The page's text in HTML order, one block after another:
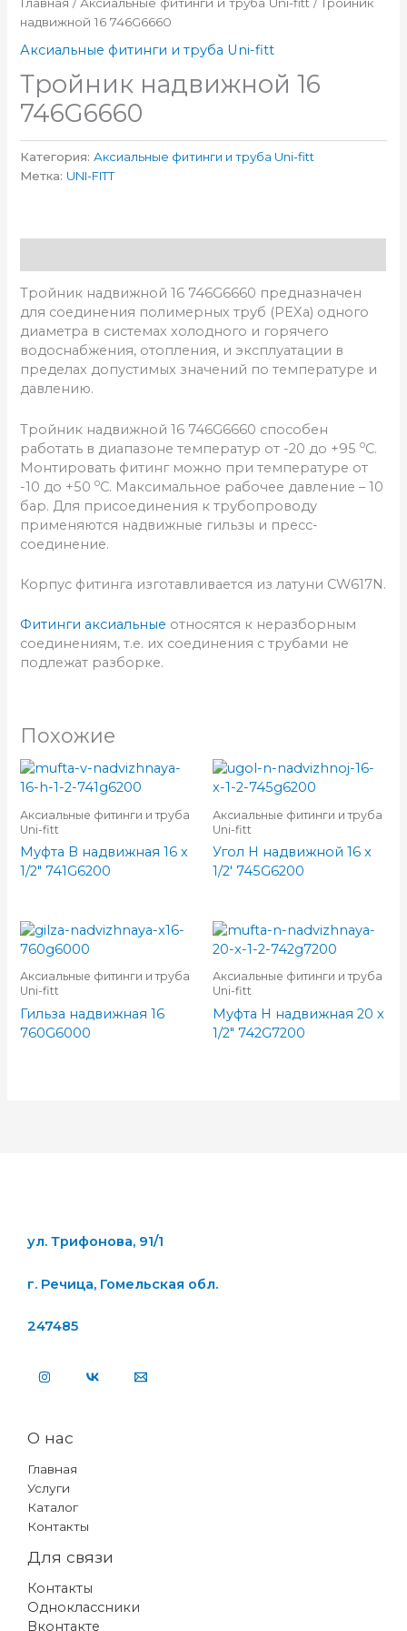
надвижной 16 746G6660
Аксиальные фитинги и труба Uni-fitt
Тройник надвижной 16
746G6660
Категория:Аксиальные фитинги и труба Uni-fitt
Метка: UNI-FITT
Тройник надвижной 16 746G6660 предназначен
для соединения полимерных труб (PEXа) одного
диаметра в системах холодного и горячего
водоснабжения, отопления, и эксплуатации в
пределах допустимых значений по температуре и
давлению.
Тройник надвижной 16 746G6660 способен
работать в диапазоне температур от -20 до +95оС.
Монтировать фитинг можно при температуре от
-10 до +50оС. Максимальное рабочее давление – 10
бар. Для присоединения к трубопроводу
применяются надвижные гильзы и пресс-
соединение.
Корпус фитинга изготавливается из латуни CW617N.
Фитинги аксиальные относятся к неразборным
соединениям, т.е. их соединения с трубами не
подлежат разборке.
Похожие
Аксиальные фитинги и труба
Uni-fitt
Муфта В надвижная 16 х
1/2″ 741G6200
Аксиальные фитинги и труба
Uni-fitt
Угол Н надвижной 16 x
1/2′ 745G6200
Аксиальные фитинги и труба
Uni-fitt
Гильза надвижная 16
760G6000
Аксиальные фитинги и труба
Uni-fitt
Муфта Н надвижная 20 x
1/2″ 742G7200
ул. Трифонова, 91/1
г. Речица, Гомельская обл.
247485
О нас
Главная
Услуги
Каталог
Контакты
Для связи
Контакты
Одноклассники
Вконтакте